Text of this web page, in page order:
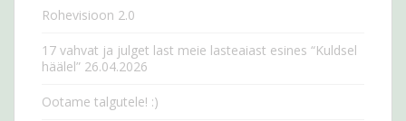
Rohevisioon 2.0
17 vahvat ja julget last meie lasteaiast esines “Kuldsel
häälel” 26.04.2026
Ootame talgutele! :)